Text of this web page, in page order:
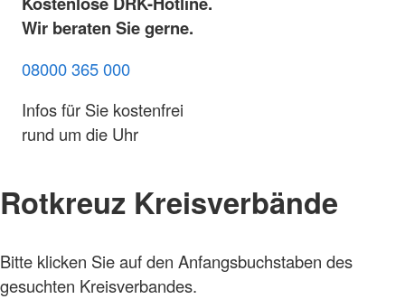
Wir beraten Sie gerne.
08000 365 000
Infos für Sie kostenfrei
rund um die Uhr
Rotkreuz Kreisverbände
Bitte klicken Sie auf den Anfangsbuchstaben des
gesuchten Kreisverbandes.